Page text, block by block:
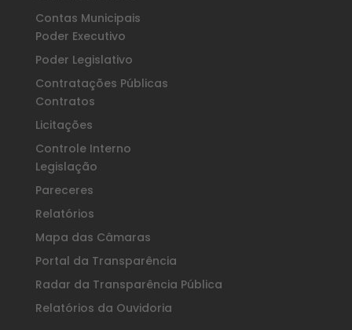
Contas Municipais
Poder Executivo
Poder Legislativo
Contratações Públicas
Contratos
Licitações
Controle Interno
Legislação
Pareceres
Relatórios
Mapa das Câmaras
Portal da Transparência
Radar da Transparência Pública
Relatórios da Ouvidoria